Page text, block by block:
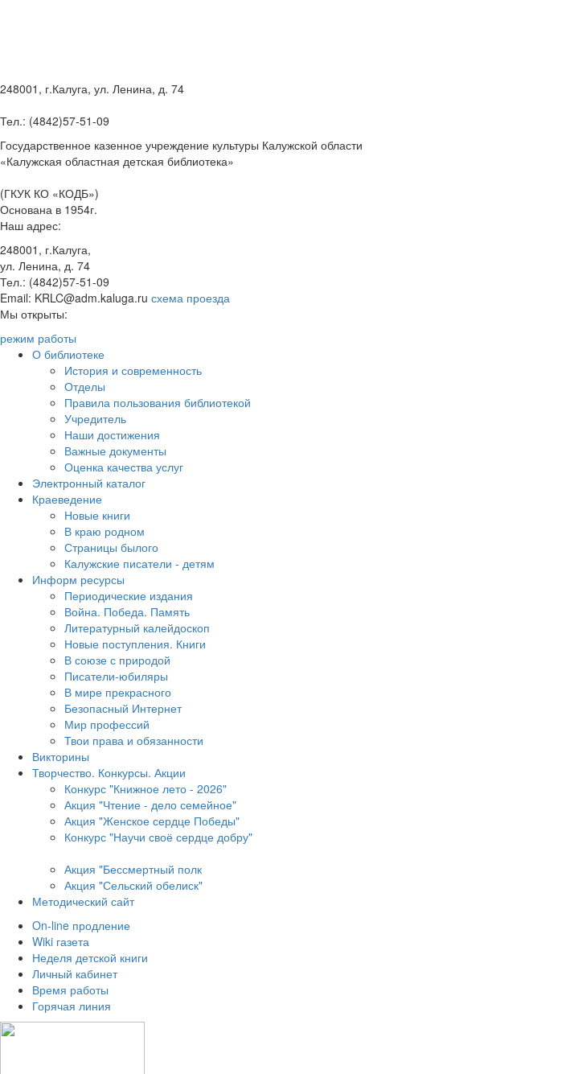
248001, г.Калуга, ул. Ленина, д. 74
Тел.: (4842)57-51-09
Государственное казенное учреждение культуры Калужской области
«Калужская областная детская библиотека»
(ГКУК КО «КОДБ»)
Основана в 1954г.
Наш адрес:
248001, г.Калуга,
ул. Ленина, д. 74
Тел.: (4842)57-51-09
Email: KRLC@adm.kaluga.ru схема проезда
Мы открыты:
режим работы
О библиотеке
История и современность
Отделы
Правила пользования библиотекой
Учредитель
Наши достижения
Важные документы
Оценка качества услуг
Электронный каталог
Краеведение
Новые книги
В краю родном
Страницы былого
Калужские писатели - детям
Информ ресурсы
Периодические издания
Война. Победа. Память
Литературный калейдоскоп
Новые поступления. Книги
В союзе с природой
Писатели-юбиляры
В мире прекрасного
Безопасный Интернет
Мир профессий
Твои права и обязанности
Викторины
Творчество. Конкурсы. Акции
Конкурс "Книжное лето - 2026"
Акция "Чтение - дело семейное"
Акция "Женское сердце Победы"
Конкурс "Научи своё сердце добру"
Акция "Бессмертный полк
Акция "Сельский обелиск"
Методический сайт
On-line продление
Wiki газета
Неделя детской книги
Личный кабинет
Время работы
Горячая линия